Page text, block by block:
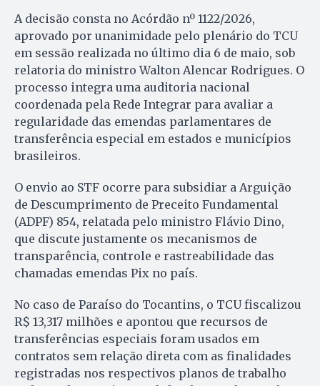
A decisão consta no Acórdão nº 1122/2026,
aprovado por unanimidade pelo plenário do TCU
em sessão realizada no último dia 6 de maio, sob
relatoria do ministro Walton Alencar Rodrigues. O
processo integra uma auditoria nacional
coordenada pela Rede Integrar para avaliar a
regularidade das emendas parlamentares de
transferência especial em estados e municípios
brasileiros.
O envio ao STF ocorre para subsidiar a Arguição
de Descumprimento de Preceito Fundamental
(ADPF) 854, relatada pelo ministro Flávio Dino,
que discute justamente os mecanismos de
transparência, controle e rastreabilidade das
chamadas emendas Pix no país.
No caso de Paraíso do Tocantins, o TCU fiscalizou
R$ 13,317 milhões e apontou que recursos de
transferências especiais foram usados em
contratos sem relação direta com as finalidades
registradas nos respectivos planos de trabalho